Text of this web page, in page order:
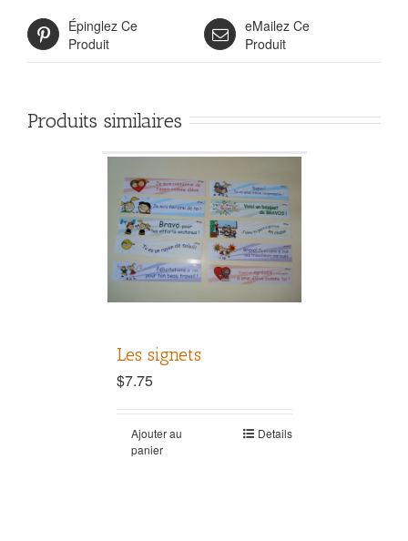
Épinglez Ce
Produit
eMailez Ce
Produit
Produits similaires
Les signets
$7.75
Ajouter au
panier
Details